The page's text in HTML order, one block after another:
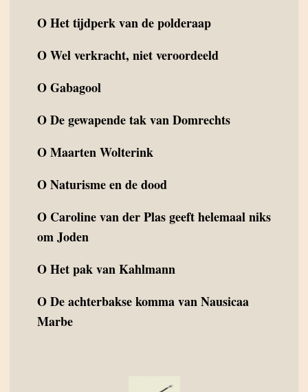
OHet tijdperk van de polderaap
OWel verkracht, niet veroordeeld
OGabagool
ODe gewapende tak van Domrechts
OMaarten Wolterink
ONaturisme en de dood
O Caroline van der Plas geeft helemaal niks
om Joden
OHet pak van Kahlmann
ODe achterbakse komma van Nausicaa
Marbe